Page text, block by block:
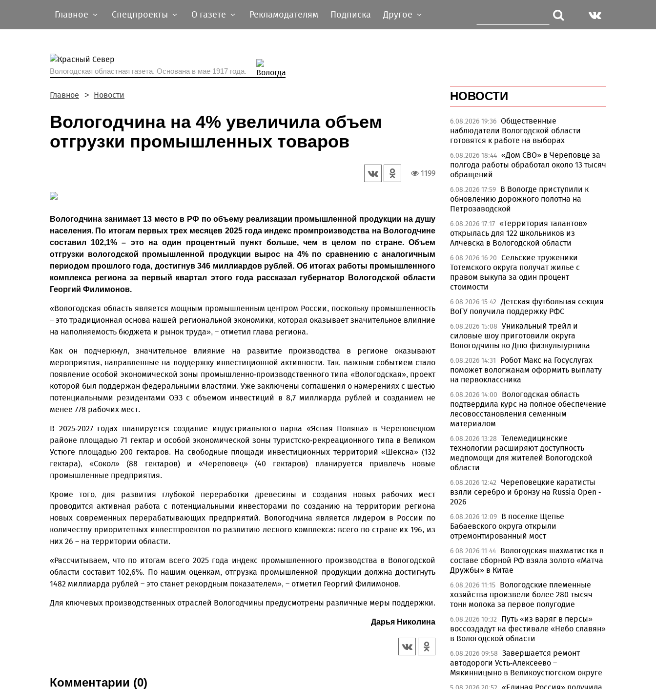
Главное Спецпроекты О газете Рекламодателям Подписка Другое
Вологодская областная газета. Основана в мае 1917 года.
Главное Новости
Вологодчина на 4% увеличила объем
отгрузки промышленных товаров
1199
Вологодчина занимает 13 место в РФ по объему реализации промышленной продукции на душу
населения. По итогам первых трех месяцев 2025 года индекс промпроизводства на Вологодчине
составил 102,1% – это на один процентный пункт больше, чем в целом по стране. Объем
отгрузки вологодской промышленной продукции вырос на 4% по сравнению с аналогичным
периодом прошлого года, достигнув 346 миллиардов рублей. Об итогах работы промышленного
комплекса региона за первый квартал этого года рассказал губернатор Вологодской области
Георгий Филимонов.
«Вологодская область является мощным промышленным центром России, поскольку промышленность
– это традиционная основа нашей региональной экономики, которая оказывает значительное влияние
на наполняемость бюджета и рынок труда», – отметил глава региона.
Как он подчеркнул, значительное влияние на развитие производства в регионе оказывают
мероприятия, направленные на поддержку инвестиционной активности. Так, важным событием стало
появление особой экономической зоны промышленно-производственного типа «Вологодская», проект
которой был поддержан федеральными властями. Уже заключены соглашения о намерениях с шестью
потенциальными резидентами ОЭЗ с объемом инвестиций в 8,7 миллиарда рублей и созданием не
менее 778 рабочих мест.
В 2025-2027 годах планируется создание индустриального парка «Ясная Поляна» в Череповецком
районе площадью 71 гектар и особой экономической зоны туристско-рекреационного типа в Великом
Устюге площадью 200 гектаров. На свободные площади инвестиционных территорий «Шексна» (132
гектара), «Сокол» (88 гектаров) и «Череповец» (40 гектаров) планируется привлечь новые
промышленные предприятия.
Кроме того, для развития глубокой переработки древесины и создания новых рабочих мест
проводится активная работа с потенциальными инвесторами по созданию на территории региона
новых современных перерабатывающих предприятий. Вологодчина является лидером в России по
количеству приоритетных инвестпроектов по развитию лесного комплекса: всего по стране их 196, из
них 26 – на территории области.
«Рассчитываем, что по итогам всего 2025 года индекс промышленного производства в Вологодской
области составит 102,6%. По нашим оценкам, отгрузка промышленной продукции должна достигнуть
1482 миллиарда рублей – это станет рекордным показателем», – отметил Георгий Филимонов.
Для ключевых производственных отраслей Вологодчины предусмотрены различные меры поддержки.
Дарья Николина
Комментарии (0)
НОВОСТИ
6.08.2026 19:36 Общественные
наблюдатели Вологодской области
готовятся к работе на выборах
6.08.2026 18:44 «Дом СВО» в Череповце за
полгода работы обработал около 13 тысяч
обращений
6.08.2026 17:59 В Вологде приступили к
обновлению дорожного полотна на
Петрозаводской
6.08.2026 17:17 «Территория талантов»
открылась для 122 школьников из
Алчевска в Вологодской области
6.08.2026 16:20 Сельские труженики
Тотемского округа получат жилье с
правом выкупа за один процент
стоимости
6.08.2026 15:42 Детская футбольная секция
ВоГУ получила поддержку РФС
6.08.2026 15:08 Уникальный трейл и
силовые шоу приготовили округа
Вологодчины ко Дню физкультурника
6.08.2026 14:31
Робот Макс на Госуслугах
поможет вологжанам оформить выплату
на первоклассника
6.08.2026 14:00
Вологодская область
подтвердила курс на полное обеспечение
лесовосстановления семенным
материалом
6.08.2026 13:28 Телемедицинские
технологии расширяют доступность
медпомощи для жителей Вологодской
области
6.08.2026 12:42 Череповецкие каратисты
взяли серебро и бронзу на Russia Open -
2026
6.08.2026 12:09 В поселке Щепье
Бабаевского округа открыли
отремонтированный мост
6.08.2026 11:44 Вологодская шахматистка в
составе сборной РФ взяла золото «Матча
Дружбы» в Китае
6.08.2026 11:15 Вологодские племенные
хозяйства произвели более 280 тысяч
тонн молока за первое полугодие
6.08.2026 10:32
Путь «из варяг в персы»
воссоздадут на фестивале «Небо славян»
в Вологодской области
6.08.2026 09:58 Завершается ремонт
автодороги Усть-Алексеево –
Мякинницыно в Великоустюгском округе